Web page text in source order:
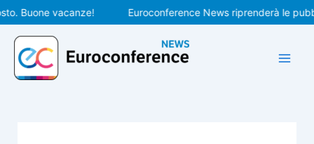
Vai
al
contenuto
vacanze! Euroconference News riprenderà le